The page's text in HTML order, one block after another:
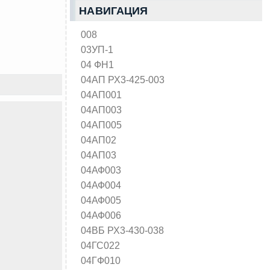
НАВИГАЦИЯ
008
03УП-1
04 ФН1
04АП РХ3-425-003
04АП001
04АП003
04АП005
04АП02
04АП03
04АФ003
04АФ004
04АФ005
04АФ006
04ВБ РХ3-430-038
04ГС022
04ГФ010